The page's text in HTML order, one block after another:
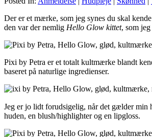
Der er et mærke, som jeg synes du skal
den var der nemlig Hello Glow kittet, som
Pixi by Petra er et totalt kultmærke blandt
baseret på naturlige ingredienser.
Jeg er jo lidt forudsigelig, når det gælder
huden, en blush/highlighter og en lipgloss.